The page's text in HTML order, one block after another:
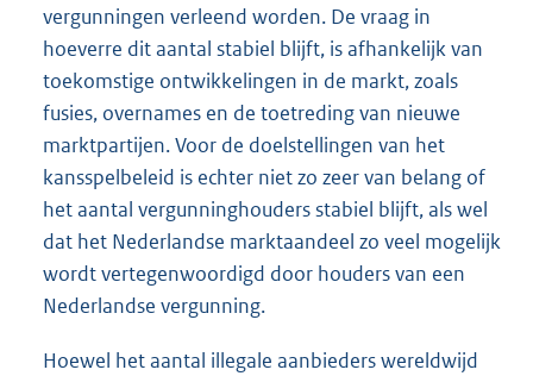
vergunningen verleend worden. De vraag in
hoeverre dit aantal stabiel blijft, is afhankelijk van
toekomstige ontwikkelingen in de markt, zoals
fusies, overnames en de toetreding van nieuwe
marktpartijen. Voor de doelstellingen van het
kansspelbeleid is echter niet zo zeer van belang of
het aantal vergunninghouders stabiel blijft, als wel
dat het Nederlandse marktaandeel zo veel mogelijk
wordt vertegenwoordigd door houders van een
Nederlandse vergunning.
Hoewel het aantal illegale aanbieders wereldwijd